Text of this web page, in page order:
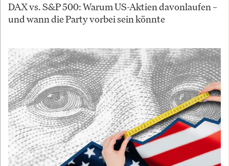
DAX vs. S&P 500: Warum US-Aktien davonlaufen –
und wann die Party vorbei sein könnte